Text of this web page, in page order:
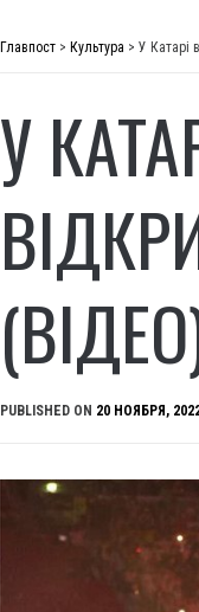
Главпост > Культура > У Катарі
У
PUBLISHED ON 20 НОЯБРЯ,